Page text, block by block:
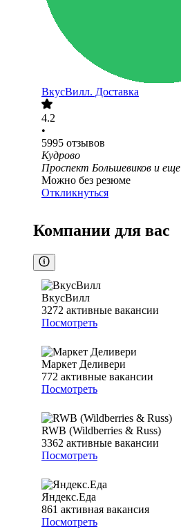
ВкусВилл. Доставка
4.2
•
5995 отзывов
Кудрово
Проспект Большевиков и еще
Можно без резюме
Откликнуться
Компании для вас
ВкусВилл
3272 активные вакансии
Посмотреть
Маркет Деливери
772 активные вакансии
Посмотреть
RWB (Wildberries & Russ)
3362 активные вакансии
Посмотреть
Яндекс.Еда
861 активная вакансия
Посмотреть